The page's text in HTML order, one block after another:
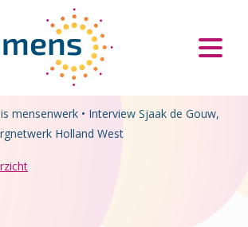
mensenwerk • Interview Sjaak de Gouw,
Holland West